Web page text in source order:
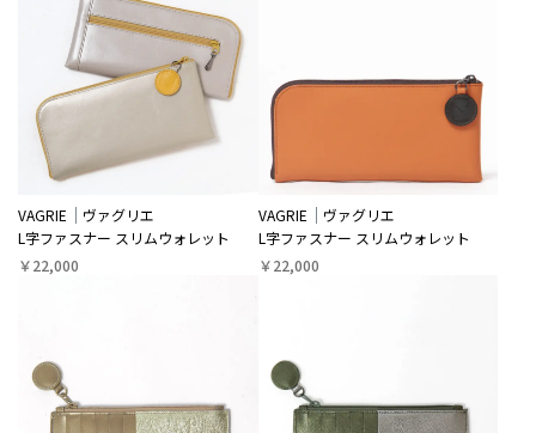
VAGRIE
ヴァグリエ
L字ファスナー スリムウォレット
￥22,000
VAGRIE
ヴァグリエ
L字ファスナー スリムウォレット
￥22,000